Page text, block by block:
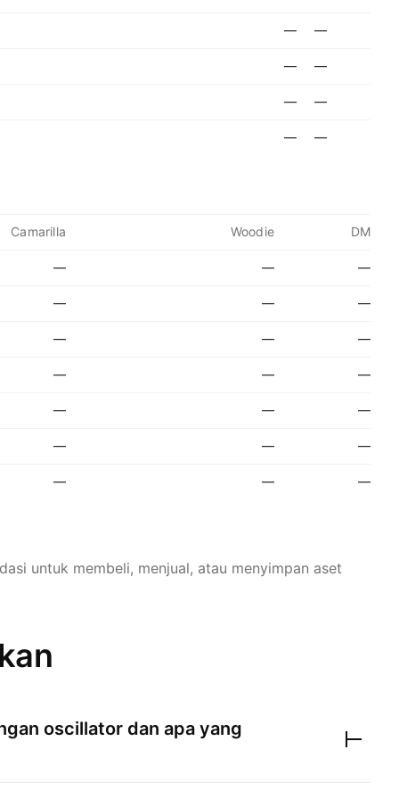
— —
— —
— —
— —
Camarilla Woodie DM
— — —
— — —
— — —
— — —
— — —
— — —
— — —
untuk membeli, menjual, atau menyimpan aset
oscillator dan apa yang